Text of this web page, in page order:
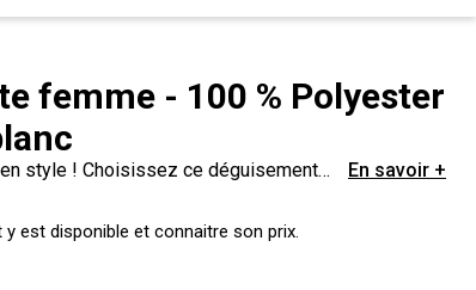
femme - 100 % Polyester
style ! Choisissez ce déguisement
En savoir +
est disponible et connaitre son prix.